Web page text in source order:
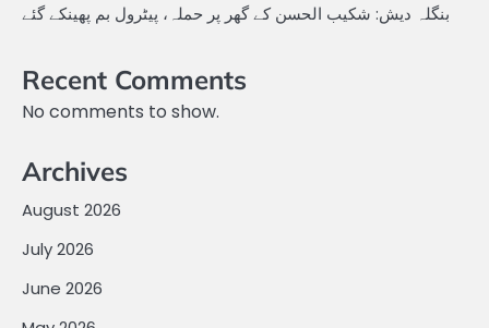
بنگلہ دیش: شکیب الحسن کے گھر پر حملہ، پیٹرول بم پھینکے گئے
Recent Comments
No comments to show.
Archives
August 2026
July 2026
June 2026